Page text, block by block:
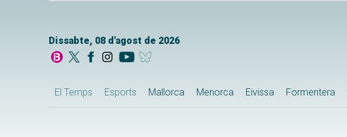
Dissabte, 08 d'agost de 2026
El Temps Esports Mallorca Menorca Eivissa Formentera